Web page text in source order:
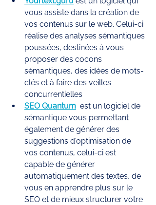
vous assiste dans la création de
vos contenus sur le web. Celui-ci
réalise des analyses sémantiques
poussées, destinées à vous
proposer des cocons
sémantiques, des idées de mots-
clés et à faire des veilles
concurrentielles
SEO Quantum
  est un logiciel de
sémantique vous permettant
également de générer des
suggestions d'optimisation de
vos contenus, celui-ci est
capable de générer
automatiquement des textes, de
vous en apprendre plus sur le
SEO et de mieux structurer votre